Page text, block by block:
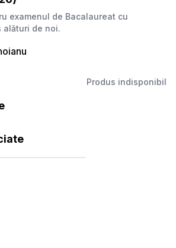
examenul de Bacalaureat cu
alături de noi.
Produs indisponibil